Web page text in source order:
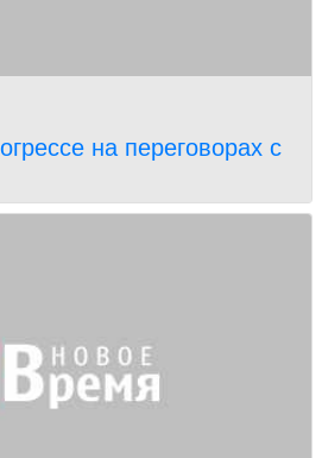
на переговорах с